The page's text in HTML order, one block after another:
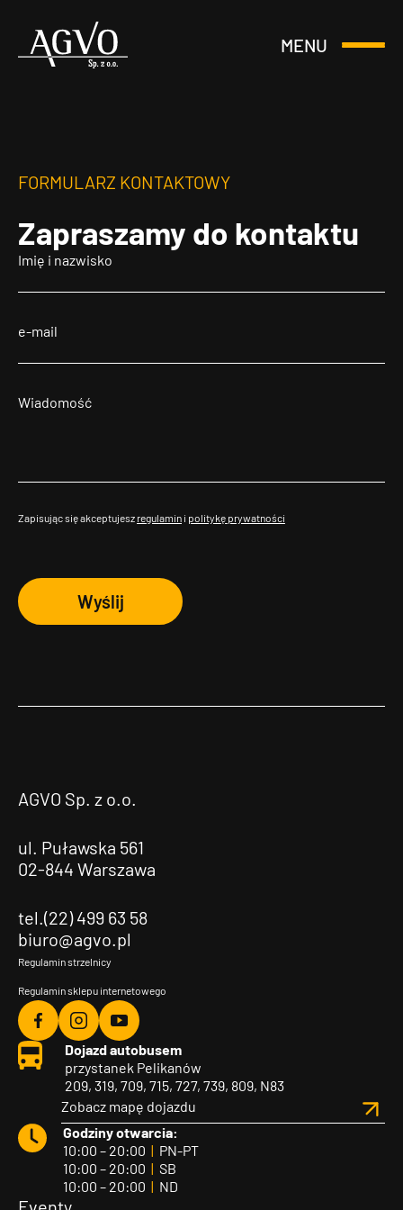
Header
MENU
Otwórz
FORMULARZ KONTAKTOWY
Zapraszamy do kontaktu
Zapisując się akceptujesz regulamin i politykę prywatności
Wyślij
AGVO Sp. z o.o.
ul. Puławska 561
02-844 Warszawa
tel.(22) 499 63 58
biuro@agvo.pl
Regulamin strzelnicy
Regulamin sklepu internetowego
Agvo
Facebook
Agvo
Instagram
Agvo
YouTube
Dojazd autobusem
przystanek Pelikanów
209, 319, 709, 715, 727, 739, 809, N83
Zobacz mapę dojazdu
Godziny otwarcia:
10:00 – 20:00 | PN-PT
10:00 – 20:00 | SB
10:00 – 20:00 | ND